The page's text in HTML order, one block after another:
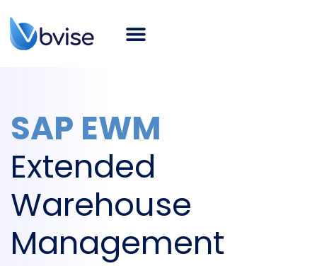
SAP EWM
Extended
Warehouse
Management